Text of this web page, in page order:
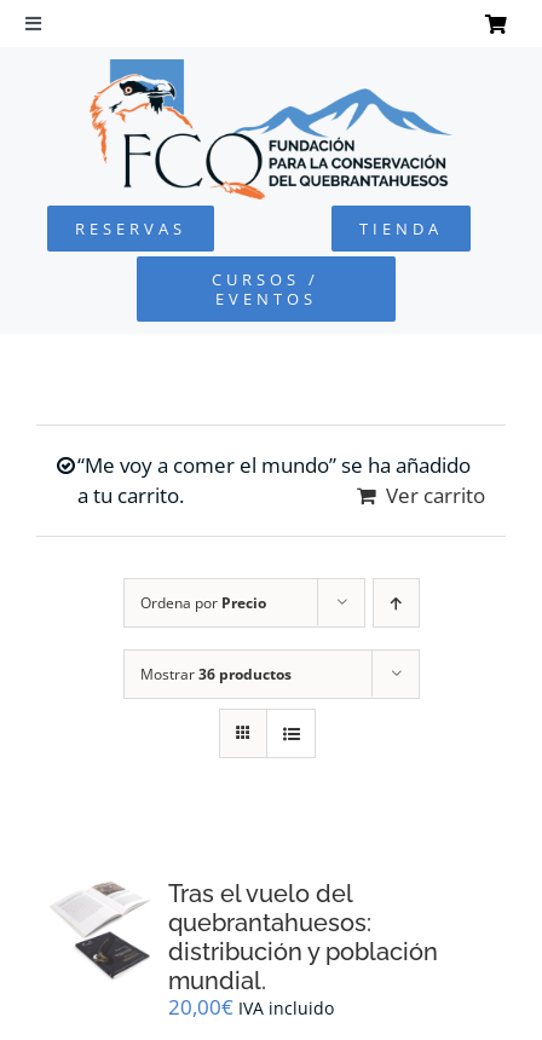
Saltar
Toggle
Navigation
QUEBRANTAHUESOS
FUNDACIÓN
RESERVAS TIENDA
CURSOS /
EVENTOS
“Me voy a comer el mundo” se ha añadido
a tu carrito.
Ver carrito
Ordena por Precio
Mostrar36 productos
Tras el vuelo del
quebrantahuesos:
distribución y población
mundial.
20,00€ IVA incluido